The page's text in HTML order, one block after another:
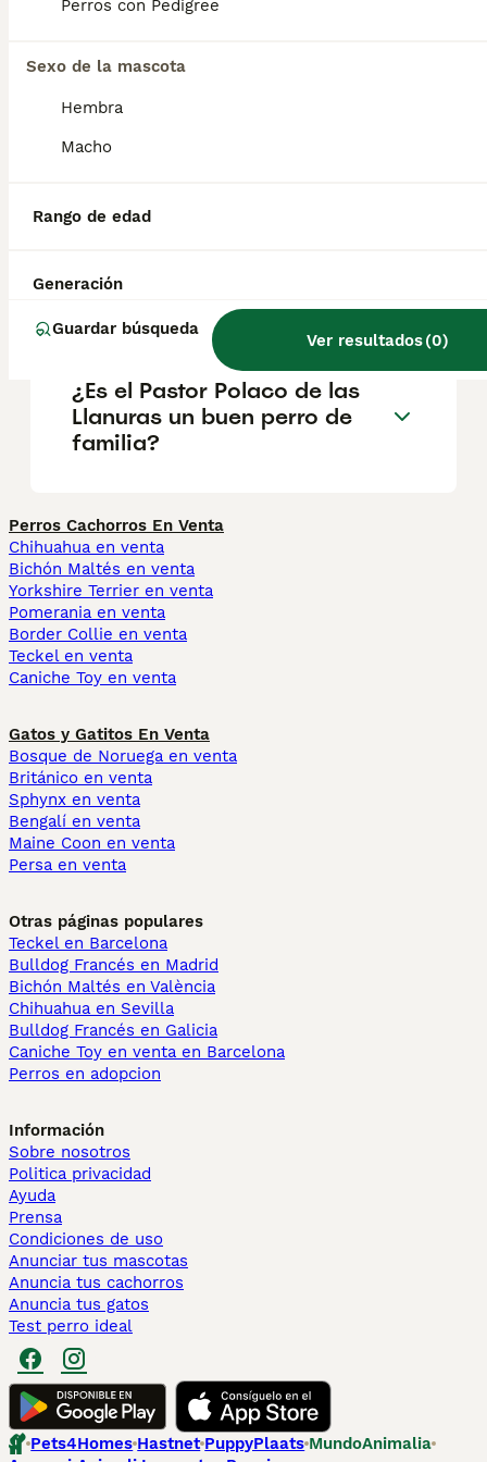
Perros con Pedigree
Sexo de la mascota
Hembra
Macho
Rango de edad
Generación
Guardar búsqueda
Ver resultados(0)
puede ser de muchos colores.
¿Cuánto cuesta un perro
¿Cómo es el Pastor polaco
de las llanuras?
¿Es el Pastor Polaco de las
Llanuras un buen perro de
familia?
Perros Cachorros En Venta
Chihuahua en venta
Bichón Maltés en venta
Yorkshire Terrier en venta
Pomerania en venta
Border Collie en venta
Teckel en venta
Caniche Toy en venta
Gatos y Gatitos En Venta
Bosque de Noruega en venta
Británico en venta
Sphynx en venta
Bengalí en venta
Maine Coon en venta
Persa en venta
Otras páginas populares
Teckel en Barcelona
Bulldog Francés en Madrid
Bichón Maltés en València
Chihuahua en Sevilla
Bulldog Francés en Galicia
Caniche Toy en venta en Barcelona
Perros en adopcion
Información
Sobre nosotros
Politica privacidad
Ayuda
Prensa
Condiciones de uso
Anunciar tus mascotas
Anuncia tus cachorros
Anuncia tus gatos
Test perro ideal
Pets4Homes Hastnet PuppyPlaats MundoAnimalia